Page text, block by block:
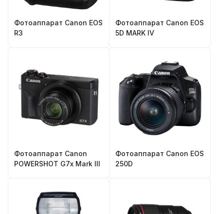
Фотоаппарат Canon EOS
R3
Фотоаппарат Canon EOS
5D MARK IV
Фотоаппарат Canon
POWERSHOT G7x Mark III
Фотоаппарат Canon EOS
250D